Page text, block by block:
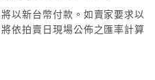
以新台幣付款。如賣家要求以
依拍賣日現場公佈之匯率計算